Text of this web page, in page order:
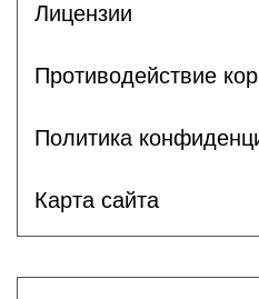
Лицензии
Противодействие
Политика
Карта сайта